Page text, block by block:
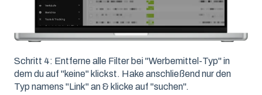
Schritt 4: Entferne alle Filter bei "Werbemittel-Typ" in
dem du auf "keine" klickst. Hake anschließend nur den
Typ namens "Link" an & klicke auf "suchen".